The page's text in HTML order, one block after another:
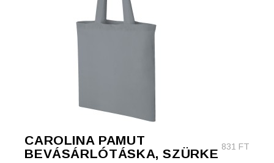
CAROLINA PAMUT
BEVÁSÁRLÓTÁSKA, SZÜRKE 831 FT